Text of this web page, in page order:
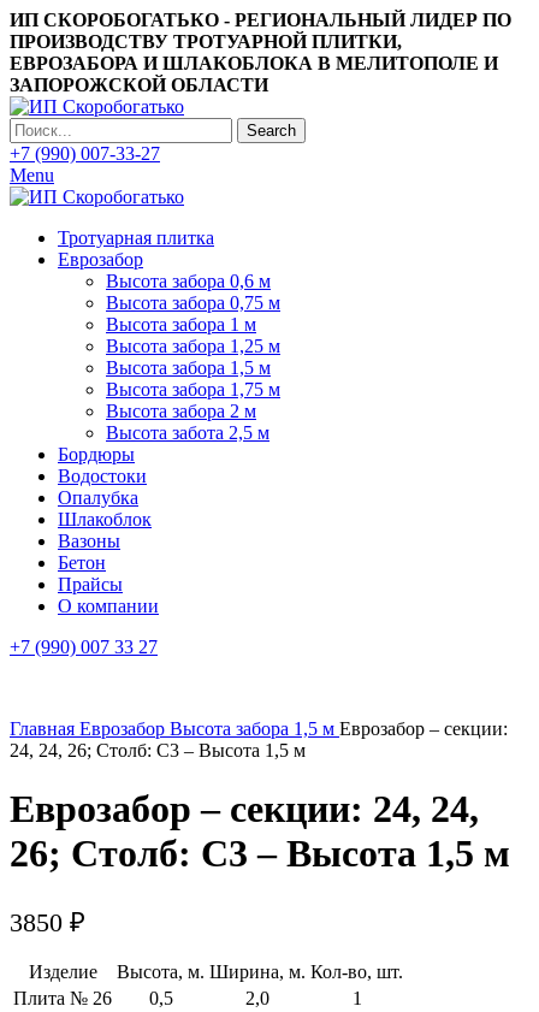
ИП СКОРОБОГАТЬКО - РЕГИОНАЛЬНЫЙ ЛИДЕР ПО
ПРОИЗВОДСТВУ ТРОТУАРНОЙ ПЛИТКИ,
ЕВРОЗАБОРА И ШЛАКОБЛОКА В МЕЛИТОПОЛЕ И
ЗАПОРОЖСКОЙ ОБЛАСТИ
Search
+7 (990) 007-33-27
Menu
Тротуарная плитка
Еврозабор
Высота забора 0,6 м
Высота забора 0,75 м
Высота забора 1 м
Высота забора 1,25 м
Высота забора 1,5 м
Высота забора 1,75 м
Высота забора 2 м
Высота забота 2,5 м
Бордюры
Водостоки
Опалубка
Шлакоблок
Вазоны
Бетон
Прайсы
О компании
+7 (990) 007 33 27
Главная Еврозабор Высота забора 1,5 м Еврозабор – секции:
24, 24, 26; Столб: С3 – Высота 1,5 м
Еврозабор – секции: 24, 24,
26; Столб: С3 – Высота 1,5 м
3850 ₽
Изделие Высота, м. Ширина, м. Кол-во, шт.
Плита № 26
0,5 2,0
1